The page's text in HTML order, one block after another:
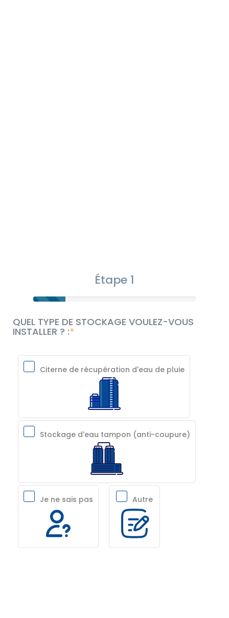
Étape 1
QUEL TYPE DE STOCKAGE VOULEZ-VOUS
INSTALLER ? :
Citerne de récupération d'eau de pluie
Stockage d'eau tampon (anti-coupure)
Je ne sais pas Autre